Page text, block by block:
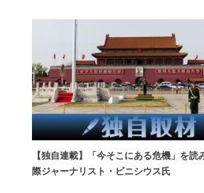
【独自連載】「今そこにある危機」を
際ジャーナリスト・ビニシウス氏